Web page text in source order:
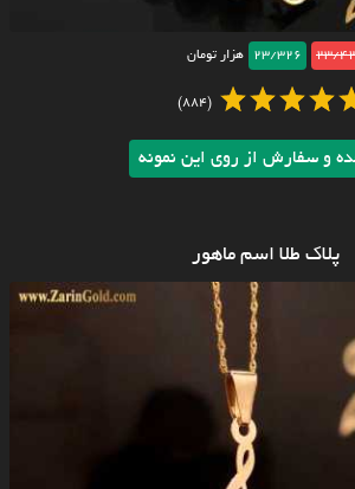
23/
23/326 هزار تومان
(884)
و سفارش از روی این نمونه
پلاک طلا اسم ماهور